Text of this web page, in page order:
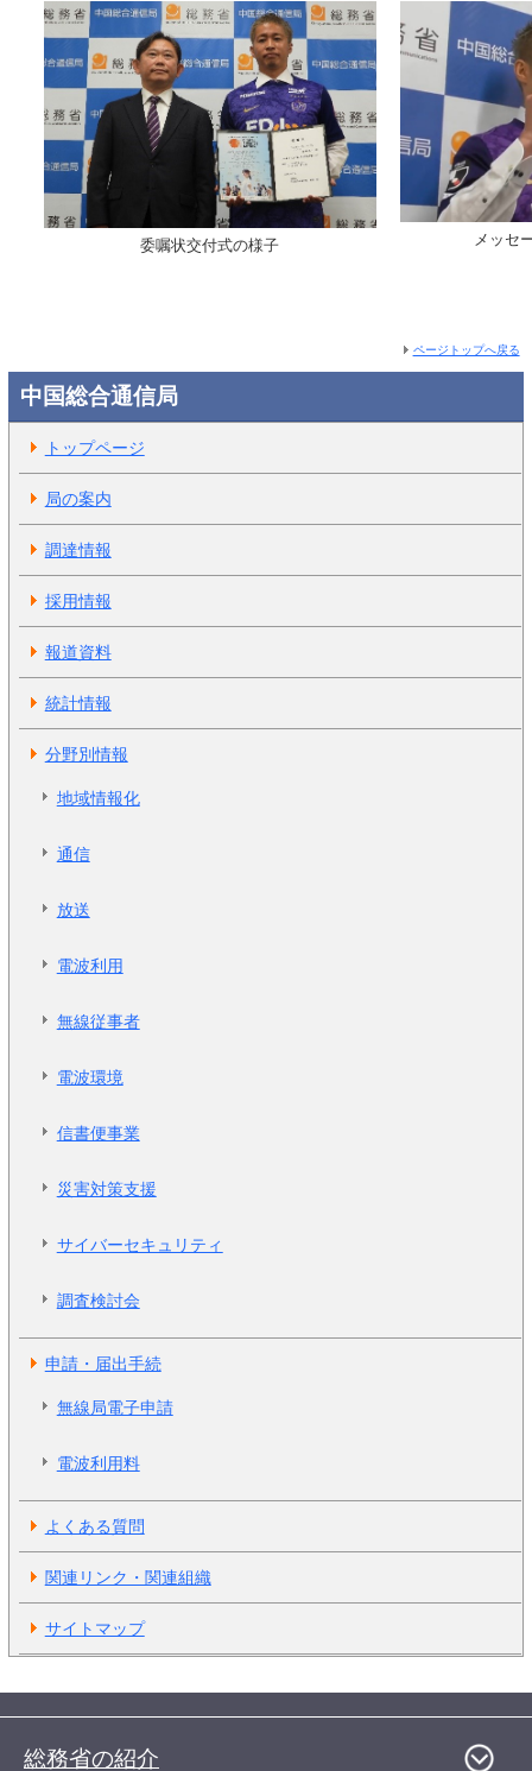
委嘱状交付式の様子 メッセ
ページトップへ戻る
中国総合通信局
トップページ
局の案内
調達情報
採用情報
報道資料
統計情報
分野別情報
地域情報化
通信
放送
電波利用
無線従事者
電波環境
信書便事業
災害対策支援
サイバーセキュリティ
調査検討会
申請・届出手続
無線局電子申請
電波利用料
よくある質問
関連リンク・関連組織
サイトマップ
総務省の紹介